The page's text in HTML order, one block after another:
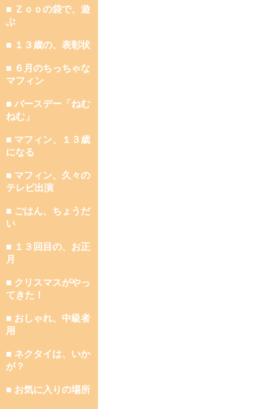
■ Ｚｏｏの袋で、遊
ぶ
■ １３歳の、表彰状
■ ６月のちっちゃな
マフィン
■ バースデー「ねむ
ねむ」
■ マフィン、１３歳
になる
■ マフィン、久々の
テレビ出演
■ ごはん、ちょうだ
い
■ １３回目の、お正
月
■ クリスマスがやっ
てきた！
■ おしゃれ、中級者
用
■ ネクタイは、いか
が？
■ お気に入りの場所